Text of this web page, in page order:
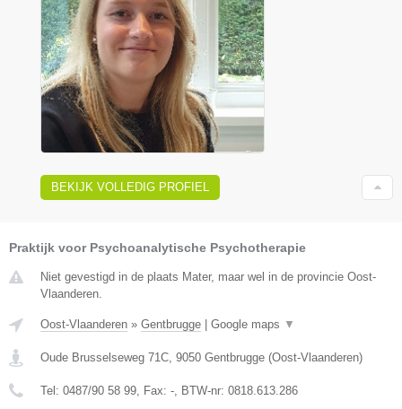
BEKIJK VOLLEDIG PROFIEL
Praktijk voor Psychoanalytische Psychotherapie
Niet gevestigd in de plaats Mater, maar wel in de provincie Oost-
Vlaanderen.
Oost-Vlaanderen » Gentbrugge Google maps ▼
Oude Brusselseweg 71C, 9050 Gentbrugge (Oost-Vlaanderen)
Tel: 0487/90 58 99, Fax: -, BTW-nr: 0818.613.286